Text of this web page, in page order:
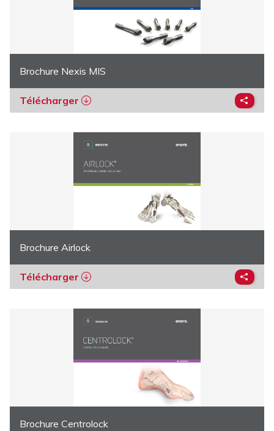
Brochure Nexis MIS
Télécharger
Brochure Airlock
Télécharger
Brochure Centrolock